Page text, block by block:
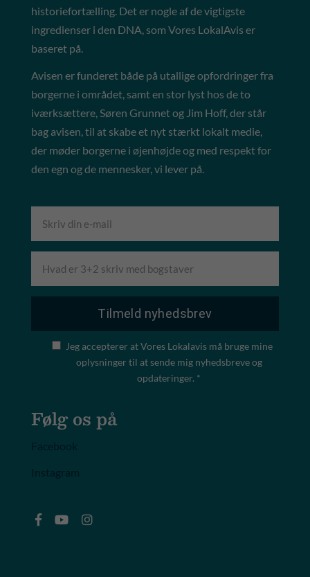
historiefortælling. Det er nogle af de vigtigste
ingredienser i den DNA, som Vores LokalAvis er
baseret på.
Avisen er funderet både på utallige opfordringer fra
borgerne i området, samt en stor lyst hos de to
iværksættere, Søren Grunnet og Jim Hoff, der står
bag avisen, til at skabe et nyt stærkt lokalt medie,
der møder borgerne i øjenhøjde og med respekt for
den egn og de mennesker, vi lever på.
Jeg accepterer at Vores Lokalavis må bruge mine
oplysninger til at sende mig nyhedsbreve og
opdateringer. *
Følg os på